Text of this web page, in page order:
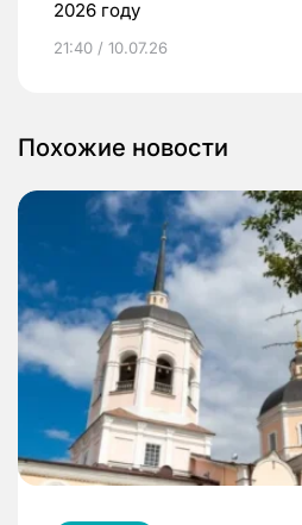
2026 году
21:40 / 10.07.26
Похожие новости